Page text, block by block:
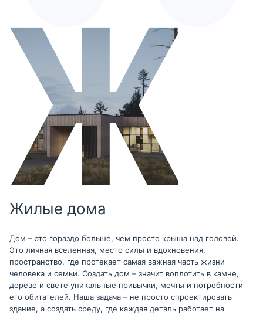
Жилые дома
Дом – это гораздо больше, чем просто крыша над головой.
Это личная вселенная, место силы и вдохновения,
пространство, где протекает самая важная часть жизни
человека и семьи. Создать дом – значит воплотить в камне,
дереве и свете уникальные привычки, мечты и потребности
его обитателей. Наша задача – не просто спроектировать
здание, а создать среду, где каждая деталь работает на